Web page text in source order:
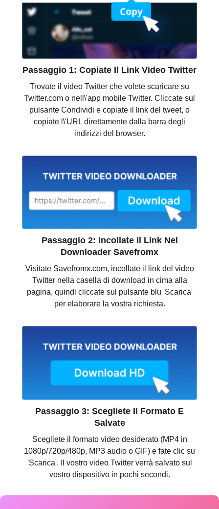
Passaggio 1: Copiate Il Link Video Twitter
Trovate il video Twitter che volete scaricare su
Twitter.com o nell\'app mobile Twitter. Cliccate sul
pulsante Condividi e copiate il link del tweet, o
copiate l\'URL direttamente dalla barra degli
indirizzi del browser.
Passaggio 2: Incollate Il Link Nel
Downloader Savefromx
Visitate Savefromx.com, incollate il link del video
Twitter nella casella di download in cima alla
pagina, quindi cliccate sul pulsante blu 'Scarica'
per elaborare la vostra richiesta.
Passaggio 3: Scegliete Il Formato E
Salvate
Scegliete il formato video desiderato (MP4 in
1080p/720p/480p, MP3 audio o GIF) e fate clic su
'Scarica'. Il vostro video Twitter verrà salvato sul
vostro dispositivo in pochi secondi.